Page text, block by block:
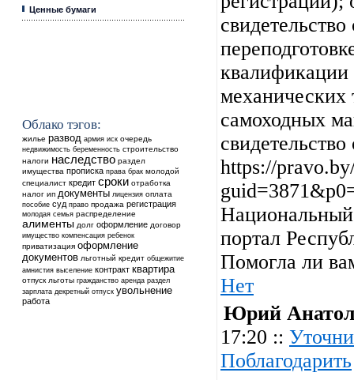
Ценные бумаги
Облако тэгов:
жилье развод армия иск очередь
недвижимость беременность строительство
налоги наследство раздел
имущества прописка права брак молодой
специалист кредит сроки отработка
налог ип документы лицензия оплата
пособие суд право продажа регистрация
молодая семья распределение
алименты долг оформление договор
имущество компенсация ребенок
приватизация оформление
документов льготный кредит общежитие
амнистия выселение контракт квартира
отпуск льготы гражданство аренда раздел
зарплата декретный отпуск увольнение
работа
квалификации
механических
самоходных
https://
портал
Помогла ли
Нет
Юрий
17:20 ::
Поблагодарить